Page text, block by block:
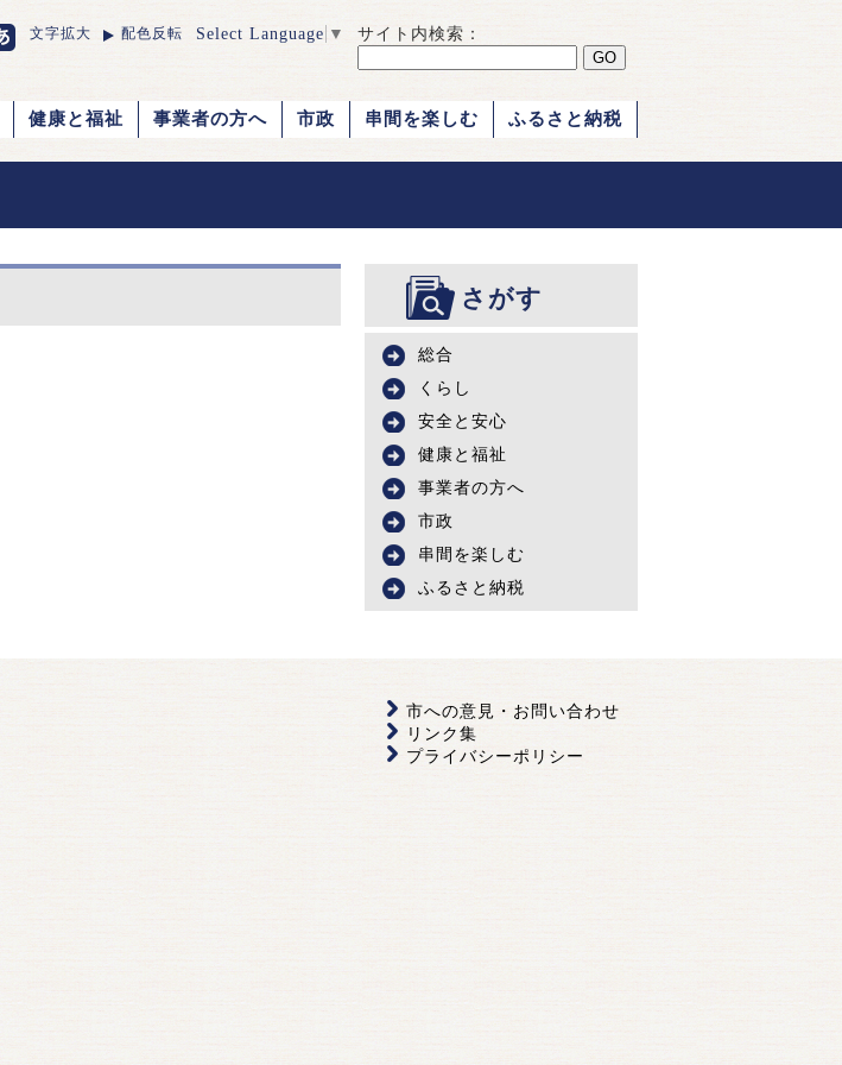
文字拡大 配色反転 Select Language ▼ サイト内検索：
健康と福祉 事業者の方へ 市政 串間を楽しむ ふるさと納税
さがす
総合
くらし
安全と安心
健康と福祉
事業者の方へ
市政
串間を楽しむ
ふるさと納税
市への意見・お問い合わせ
リンク集
プライバシーポリシー